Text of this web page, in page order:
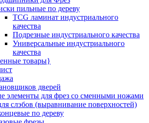
пильные по дереву
TCG ламинат индустриального
качества
Подрезные индустриального качества
Универсальные индустриального
качества
товары}
дверей
элементы для фрез со сменными ножами
слэбов (выравнивание поверхностей)
по дереву